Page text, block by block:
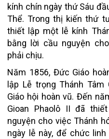
kính chín ngày thứ Sáu
Thể. Trong thị kiến thứ
thiết lập một lễ kính
bằng lời cầu nguyện
phải chịu.
Năm 1856, Đức Giáo
lập Lễ trọng Thánh
Giáo hội hoàn vũ. Đến
Gioan Phaolô II đã
nguyện cho việc Thánh
ngày lễ này, để chức